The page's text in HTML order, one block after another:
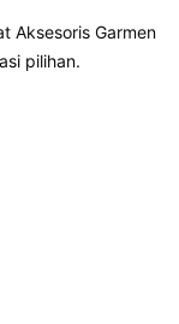
Aksesoris Garmen
pilihan.